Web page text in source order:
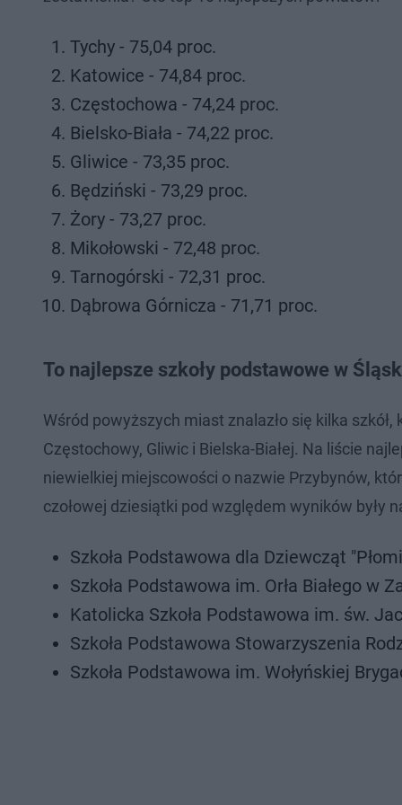
Tychy - 75,04 proc.
Katowice - 74,84 proc.
Częstochowa - 74,24 proc.
Bielsko-Biała - 74,22 proc.
Gliwice - 73,35 proc.
Będziński - 73,29 proc.
Żory - 73,27 proc.
Mikołowski - 72,48 proc.
Tarnogórski - 72,31 proc.
Dąbrowa Górnicza - 71,71 proc.
To najlepsze szkoły podstawowe w
Wśród powyższych miast znalazło się kilka
Częstochowy, Gliwic i Bielska-Białej. Na liście
niewielkiej miejscowości o nazwie Przybynów,
czołowej dziesiątki pod względem wyników były
Szkoła Podstawowa dla Dziewcząt
Szkoła Podstawowa im. Orła Białego w
Katolicka Szkoła Podstawowa im. św.
Szkoła Podstawowa Stowarzyszenia
Szkoła Podstawowa im. Wołyńskiej